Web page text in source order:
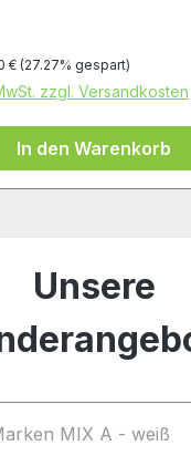
Preis:
€ (27.27% gespart)
zzgl. Versandkosten
In den Warenkorb
überspringen
Unsere